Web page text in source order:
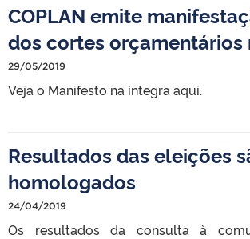
COPLAN emite
dos cortes orçamentários
29/05/2019
Veja o Manifesto na íntegra aqui.
Resultados das eleições
homologados
24/04/2019
Os resultados da consulta à